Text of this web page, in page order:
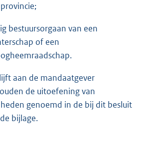
bestuursorgaan van een
of een
aan de mandaatgever
de uitoefening van
genoemd in de bij dit besluit
bijlage.